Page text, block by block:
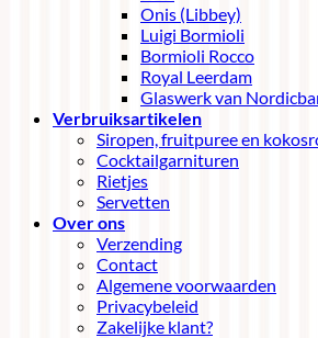
Onis (Libbey)
Luigi Bormioli
Bormioli Rocco
Royal Leerdam
Glaswerk van
Verbruiksartikelen
Siropen, fruitpuree en
Cocktailgarnituren
Rietjes
Servetten
Over ons
Verzending
Contact
Algemene voorwaarden
Privacybeleid
Zakelijke klant?